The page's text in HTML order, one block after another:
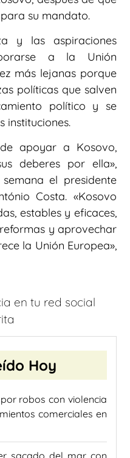
su mandato.
y las aspiraciones
a la Unión
más lejanas porque
políticas que salven
político y se
instituciones.
apoyar a Kosovo,
deberes por ella»,
el presidente
Costa. «Kosovo
estables y eficaces,
y aprovechar
la Unión Europea»,
en tu red social
Hoy
robos con violencia
comerciales en